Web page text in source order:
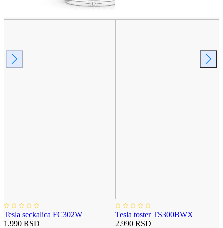
Tesla seckalica FC302W
1.990 RSD
Tesla toster TS300BWX
2.990 RSD